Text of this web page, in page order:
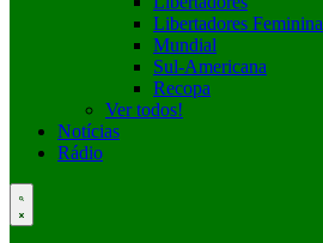
Libertadores Feminina
Mundial
Sul-Americana
Recopa
Ver todos!
Notícias
Rádio